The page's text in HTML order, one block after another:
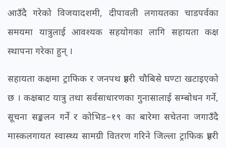
आउँदै गरेको विजयादशमी, दीपावली लगायतका चाडपर्वका
समयमा यात्रुलाई आवश्यक सहयोगका लागि सहायता कक्ष
स्थापना गरेका हुन् ।
सहायता कक्षमा ट्राफिक र जनपथ प्रहरी चौबिसे घण्टा खटाइएको
छ । कक्षबाट यात्रु तथा सर्वसाधारणका गुनासालाई सम्बोधन गर्ने,
सूचना सङ्कलन गर्ने र कोभिड–१९ का बारेमा सचेतना जगाउँदै
मास्कलगायत स्वास्थ्य सामग्री वितरण गरिने जिल्ला ट्राफिक प्रहरी